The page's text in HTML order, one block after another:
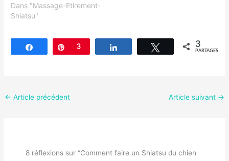
Dans "Massage-Etirement-
Shiatsu"
Partagez Épingle
3 Tweetez 3
PARTAGES
← Article précédent Article suivant →
8 réflexions sur “Comment faire un Shiatsu du chien